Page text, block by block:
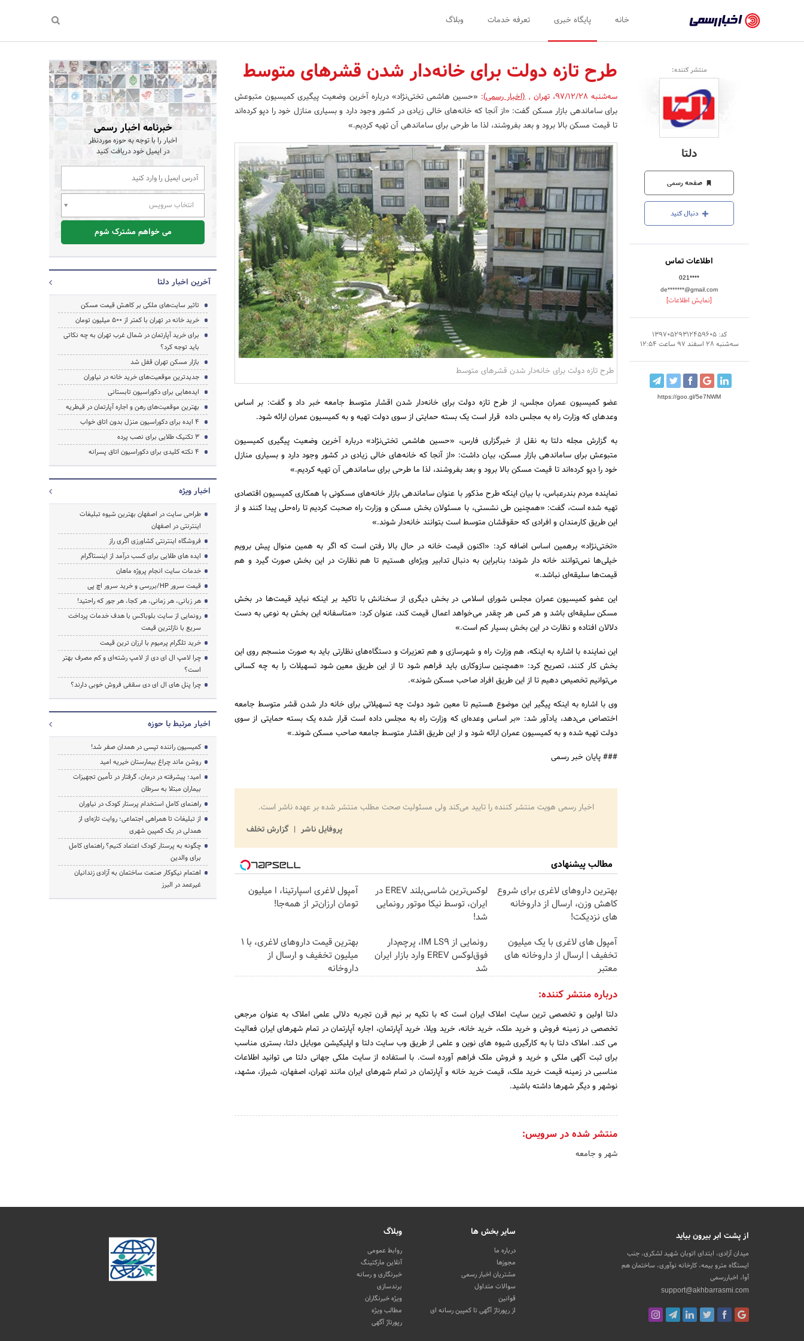
رسمی
-
اخبار
تایید
شده
شرکت‌ها،
سازمان‌ها
و
روابط
عمومی‌ها
خانه پایگاه خبری تعرفه خدمات وبلاگ
منتشر کننده:
دلتا
صفحه رسمی
دنبال کنید
اطلاعات تماس
021****
de*******@gmail.com
[نمایش اطلاعات]
کد: 13970529312459605
سه‌شنبه 28 اسفند 97 ساعت 12:54
https://goo.gl/5e7NWM
طرح تازه دولت برای خانه‌دار شدن قشرهای متوسط
سه‌شنبه 97/12/28 ،تهران ,(اخبار رسمی): «حسین هاشمی تختی‌نژاد» درباره آخرین وضعیت پیگیری کمیسیون متبوعش
برای ساماندهی بازار مسکن گفت: «از آنجا که خانه‌های خالی زیادی در کشور وجود دارد و بسیاری منازل خود را دپو کرده‌اند
تا قیمت مسکن بالا برود و بعد بفروشند، لذا ما طرحی برای ساماندهی آن تهیه کردیم.»
طرح تازه دولت برای خانه‌دار شدن قشرهای متوسط
عضو کمیسیون عمران مجلس، از طرح تازه دولت برای خانه‌دار شدن اقشار متوسط جامعه خبر داد و گفت: بر اساس
وعده‎ای که وزارت راه به مجلس داده قرار است یک بسته حمایتی از سوی دولت تهیه و به کمیسیون عمران ارائه شود.
به گزارش مجله دلتا به نقل از خبرگزاری فارس، «حسین هاشمی تختی‌نژاد» درباره آخرین وضعیت پیگیری کمیسیون
متبوعش برای ساماندهی بازار مسکن، بیان داشت: «از آنجا که خانه‌های خالی زیادی در کشور وجود دارد و بسیاری منازل
خود را دپو کرده‌اند تا قیمت مسکن بالا برود و بعد بفروشند، لذا ما طرحی برای ساماندهی آن تهیه کردیم.»
نماینده مردم بندرعباس، با بیان اینکه طرح مذکور با عنوان ساماندهی بازار خانه‌های مسکونی با همکاری کمیسیون اقتصادی
تهیه شده است، گفت: «همچنین طی نشستی، با مسئولان بخش مسکن و وزارت راه صحبت کردیم تا راه‌حلی پیدا کنند و از
این طریق کارمندان و افرادی که حقوقشان متوسط است بتوانند خانه‌دار شوند.»
«تختی‌نژاد» برهمین اساس اضافه کرد: «اکنون قیمت خانه در حال بالا رفتن است که اگر به همین منوال پیش برویم
خیلی‌ها نمی‌توانند خانه دار شوند؛ بنابراین به دنبال تدابیر ویژه‌ای هستیم تا هم نظارت در این بخش صورت گیرد و هم
قیمت‌ها سلیقه‌ای نباشد.»
این عضو کمیسیون عمران مجلس شورای اسلامی در بخش دیگری از سخنانش با تاکید بر اینکه نباید قیمت‌ها در بخش
مسکن سلیقه‌ای باشد و هر کس هر چقدر می‌خواهد اعمال قیمت کند، عنوان کرد: «متاسفانه این بخش به نوعی به دست
دلالان افتاده و نظارت در این بخش بسیار کم است.»
این نماینده با اشاره به اینکه، هم وزارت راه و شهرسازی و هم تعزیرات و دستگاه‌های نظارتی باید به صورت منسجم روی این
بخش کار کنند، تصریح کرد: «همچنین سازوکاری باید فراهم شود تا از این طریق معین شود تسهیلات را به چه کسانی
می‌توانیم تخصیص دهیم تا از این طریق افراد صاحب مسکن شوند».
وی با اشاره به اینکه پیگیر این موضوع هستیم تا معین شود دولت چه تسهیلاتی برای خانه دار شدن قشر متوسط جامعه
اختصاص می‌دهد، یادآور شد: «بر اساس وعده‌ای که وزارت راه به مجلس داده است قرار شده یک بسته حمایتی از سوی
دولت تهیه شده و به کمیسیون عمران ارائه شود و از این طریق اقشار متوسط جامعه صاحب مسکن شوند.»
### پایان خبر رسمی
اخبار رسمی هویت منتشر کننده را تایید می‌کند ولی مسئولیت صحت مطلب منتشر شده بر عهده ناشر است.
پروفایل ناشر
گزارش تخلف
مطالب پیشنهادی
بهترین داروهای لاغری برای شروع
کاهش وزن، ارسال از داروخانه
های نزدیکت!
لوکس‌ترین شاسی‌بلند EREV در
ایران، توسط نیکا موتور رونمایی
شد!
آمپول لاغری اسپارتینا، ا میلیون
تومان ارزان‌تر از همه‌جا!
آمپول های لاغری با یک میلیون
تخفیف | ارسال از داروخانه های
معتبر
رونمایی از IM LS9، پرچم‌دار
فوق‌لوکس EREV وارد بازار ایران
شد
بهترین قیمت داروهای لاغری، با ۱
میلیون تخفیف و ارسال از
داروخانه‌
درباره منتشر کننده:
دلتا اولین و تخصصی ترین سایت املاک ایران است که با تکیه بر نیم قرن تجربه دلالی علمی املاک به عنوان مرجعی
تخصصی در زمینه فروش و خرید ملک، خرید خانه، خرید ویلا، خرید آپارتمان، اجاره آپارتمان در تمام شهرهای ایران فعالیت
می کند. املاک دلتا با به کارگیری شیوه های نوین و علمی از طریق وب سایت دلتا و اپلیکیشن موبایل دلتا، بستری مناسب
برای ثبت آگهی ملکی و خرید و فروش ملک فراهم آورده است. با استفاده از سایت ملکی جهانی دلتا می توانید اطلاعات
مناسبی در زمینه قیمت خرید ملک، قیمت خرید خانه و آپارتمان در تمام شهرهای ایران مانند تهران، اصفهان، شیراز، مشهد،
نوشهر و دیگر شهرها داشته باشید.
منتشر شده در سرویس:
شهر و جامعه
خبرنامه اخبار رسمی
اخبار را با توجه به حوزه موردنظر
در ایمیل خود دریافت کنید
انتخاب سرویس
می خواهم مشترک شوم
آخرین اخبار دلتا
تاثیر سایت‌های ملکی بر کاهش قیمت مسکن
خرید خانه در تهران با کمتر از 500 میلیون تومان
برای خرید آپارتمان در شمال غرب تهران به چه نکاتی
باید توجه کرد؟
بازار مسکن تهران قفل شد
جدیدترین موقعیت‌های خرید خانه در نیاوران
ایده‌هایی برای دکوراسیون تابستانی
بهترین موقعیت‌های رهن و اجاره آپارتمان در قیطریه
4 ایده برای دکوراسیون منزل بدون اتاق خواب
3 تکنیک طلایی برای نصب پرده
4 نکته کلیدی برای دکوراسیون اتاق پسرانه
اخبار ویژه
طراحی سایت در اصفهان بهترین شیوه تبلیغات
اینترنتی در اصفهان
فروشگاه اینترنتی کشاورزی اگری راز
ایده های طلایی برای کسب درآمد از اینستاگرام
خدمات سایت انجام پروژه ماهان
قیمت سرور HP/بررسی و خرید سرور اچ پی
هر زبانی، هر زمانی، هر کجا، هر جور که راحتید!
رونمایی از سایت بلوباکس با هدف خدمات پرداخت
سریع با نازلترین قیمت
خرید تلگرام پرمیوم با ارزان ترین قیمت
چرا لامپ ال ای دی از لامپ رشته‌ای و کم مصرف بهتر
است؟
چرا پنل های ال ای دی سقفی فروش خوبی دارند؟
اخبار مرتبط با حوزه
کمیسیون راننده تپسی در همدان صفر شد!
روشن ماند چراغ بیمارستان خیریه امید
امید؛ پیشرفته در درمان، گرفتار در تأمین تجهیزات
بیماران مبتلا به سرطان
راهنمای کامل استخدام پرستار کودک در نیاوران
از تبلیغات تا همراهی اجتماعی؛ روایت تازه‌ای از
همدلی در یک کمپین شهری
چگونه به پرستار کودک اعتماد کنیم؟ راهنمای کامل
برای والدین
اهتمام نیکوکار صنعت ساختمان به آزادی زندانیان
غیرعمد در البرز
از پشت ابر بیرون بیاید
میدان آزادی، ابتدای اتوبان شهید لشکری، جنب
ایستگاه مترو بیمه، کارخانه نوآوری، ساختمان هم
آوا، اخباررسمی
support@akhbarrasmi.com
سایر بخش ها
درباره ما
مجوزها
مشتریان اخبار رسمی
سوالات متداول
قوانین
از رپورتاژ آگهی تا کمپین رسانه ای
وبلاگ
روابط عمومی
آنلاین مارکتینگ
خبرنگاری و رسانه
برندسازی
ویژه خبرنگاران
مطالب ویژه
رپورتاژ آگهی